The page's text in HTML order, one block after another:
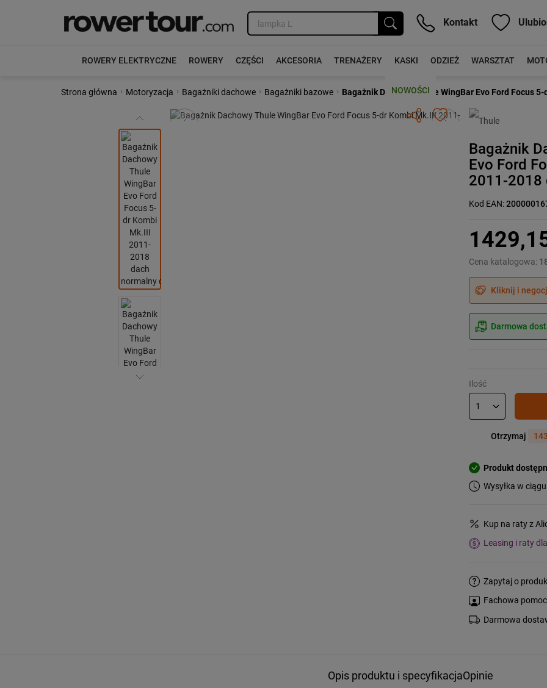
Kontakt
ROWERY ELEKTRYCZNE ROWERY CZĘŚCI AKCESORIA TRENAŻERY KASKI ODZIEŻ WARSZTAT
NOWOŚCI
Strona główna › Motoryzacja › Bagażniki dachowe › Bagażniki bazowe › Bagażnik Dachowy Thule WingBar Evo Ford Focus
Poprzedni Następny
Bagażnik
Evo Ford
2011-2018
Kod EAN:
Cena katalogowa:
Kliknij i
Darmowa
Ilość
Otrzymaj
Produkt
Wysyłka w
Kup na raty z
Leasing i raty
Zapytaj o
Fachowa
Darmowa
Opis produktu i specyfikacjaOpinie